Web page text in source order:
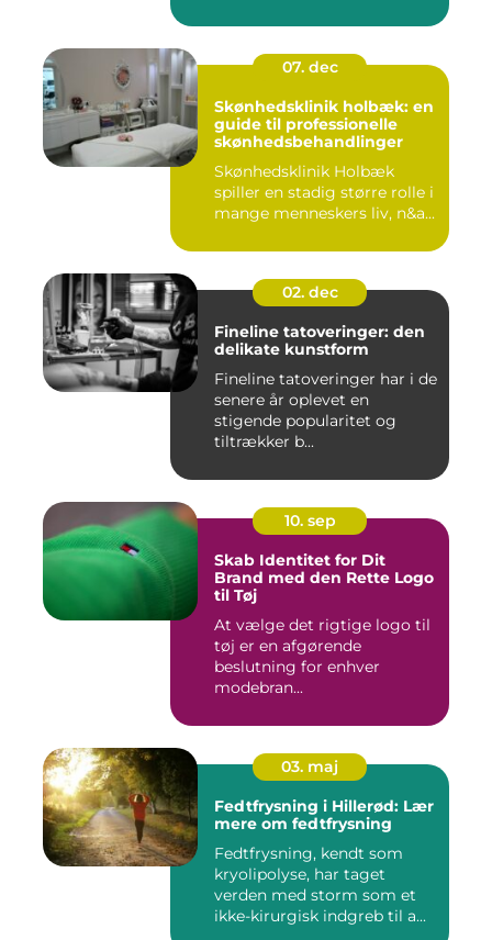
07. dec
Skønhedsklinik holbæk: en
guide til professionelle
skønhedsbehandlinger
Skønhedsklinik Holbæk
spiller en stadig større rolle i
mange menneskers liv, n&a...
02. dec
Fineline tatoveringer: den
delikate kunstform
Fineline tatoveringer har i de
senere år oplevet en
stigende popularitet og
tiltrækker b...
10. sep
Skab Identitet for Dit
Brand med den Rette Logo
til Tøj
At vælge det rigtige logo til
tøj er en afgørende
beslutning for enhver
modebran...
03. maj
Fedtfrysning i Hillerød: Lær
mere om fedtfrysning
Fedtfrysning, kendt som
kryolipolyse, har taget
verden med storm som et
ikke-kirurgisk indgreb til a...